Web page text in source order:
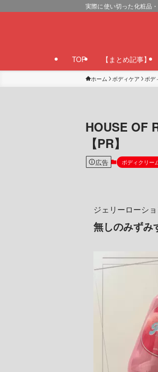
実際に使い切った化粧品
TOP 【まとめ記事】
ホーム ボディケア ボデ
HOUSE OF
【PR】
広告 ボディクリー
ジェリーローシ
無しのみずみ